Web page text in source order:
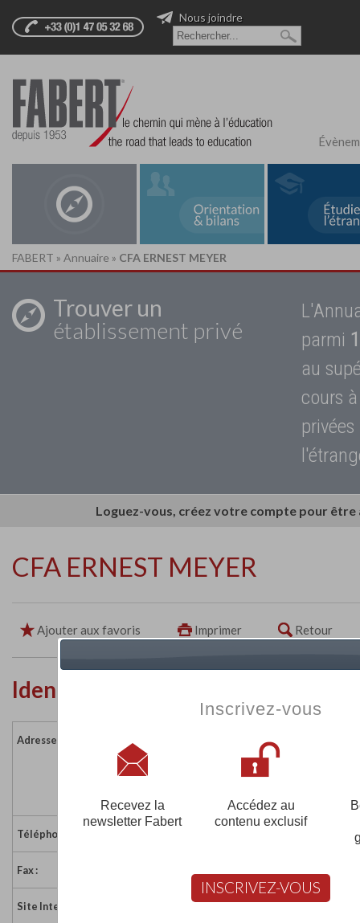
Nous joindre
FABERT » Annuaire » CFA ERNEST MEYER
Trouver un
établissement privé
parmi
au
cours
Loguez-vous, créez votre compte pour
CFA ERNEST MEYER
Ajouter aux favoris Imprimer Retour
Identité de l'établissement
Adresse :
5 boulevard de la Défense - CP 97803
57078 METZ CEDEX 03
France
Téléphone :
Fax :
Site Internet : http://www.cma-moselle.fr
Inscrivez-vous
Recevez la
newsletter Fabert
Accédez au
contenu exclusif
INSCRIVEZ-VOUS